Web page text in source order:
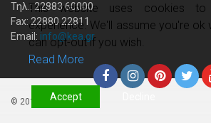
Τηλ.: 22883 60000
Fax: 22880 22811
Email: info@kea.gr
© 2019 kea.gr
This website uses cookies to
experience. We'll assume you're ok
can opt-out if you wish.
Read More
Accept